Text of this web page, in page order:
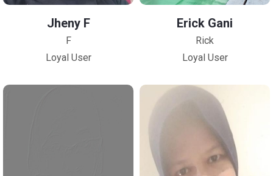
Jheny F
F
Loyal User
Erick Gani
Rick
Loyal User